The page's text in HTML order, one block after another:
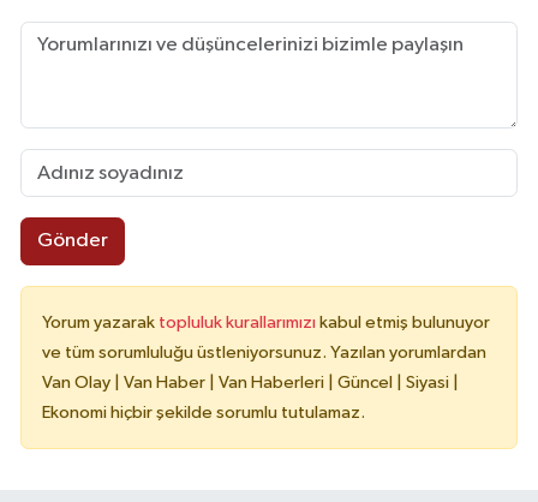
Gönder
Yorum yazarak topluluk kurallarımızı kabul etmiş bulunuyor
ve tüm sorumluluğu üstleniyorsunuz. Yazılan yorumlardan
Van Olay | Van Haber | Van Haberleri | Güncel | Siyasi |
Ekonomi hiçbir şekilde sorumlu tutulamaz.